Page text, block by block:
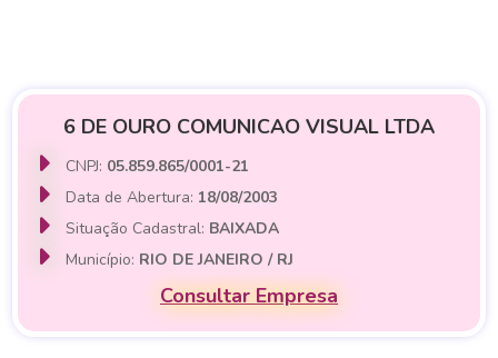
6 DE OURO COMUNICAO VISUAL LTDA
CNPJ: 05.859.865/0001-21
Data de Abertura: 18/08/2003
Situação Cadastral: BAIXADA
Município: RIO DE JANEIRO / RJ
Consultar Empresa